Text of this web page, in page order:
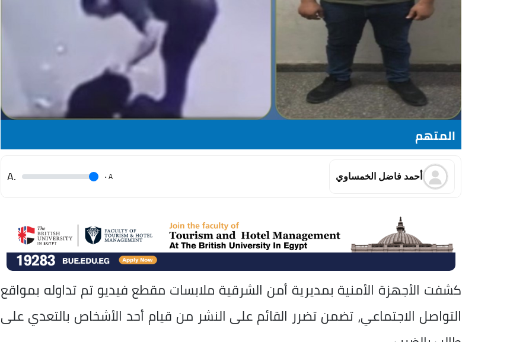
المتهم
أحمد فاضل الخمساوي A
.
.A
كشفت الأجهزة الأمنية بمديرية أمن الشرقية ملابسات مقطع فيديو تم تداوله بمواقع
التواصل الاجتماعي، تضمن تضرر القائم على النشر من قيام أحد الأشخاص بالتعدي على